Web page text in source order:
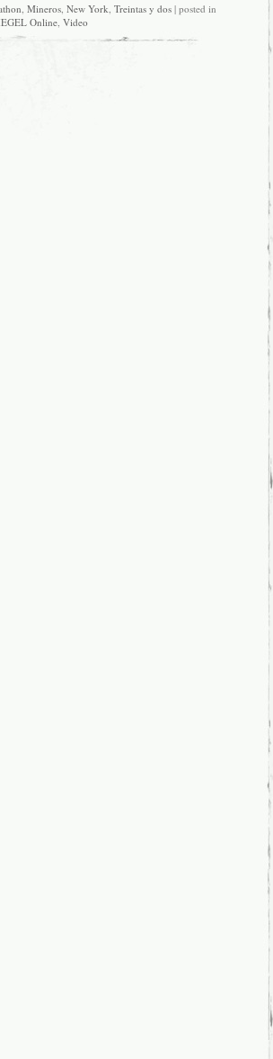
Mineros, New York Treintas y dos| posted in
Online, Video